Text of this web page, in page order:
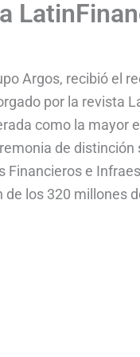
Argos, recibió el
por la revista
como la mayor
de distinción
Financieros e
los 320 millones